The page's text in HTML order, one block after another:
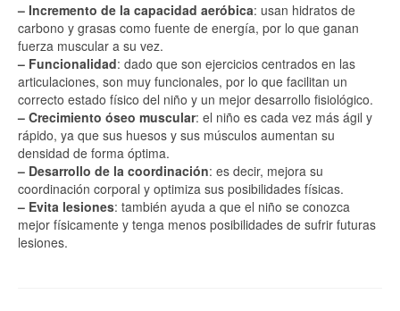
– Incremento de la capacidad aeróbica: usan hidratos de
carbono y grasas como fuente de energía, por lo que ganan
fuerza muscular a su vez.
– Funcionalidad: dado que son ejercicios centrados en las
articulaciones, son muy funcionales, por lo que facilitan un
correcto estado físico del niño y un mejor desarrollo fisiológico.
– Crecimiento óseo muscular: el niño es cada vez más ágil y
rápido, ya que sus huesos y sus músculos aumentan su
densidad de forma óptima.
– Desarrollo de la coordinación: es decir, mejora su
coordinación corporal y optimiza sus posibilidades físicas.
– Evita lesiones: también ayuda a que el niño se conozca
mejor físicamente y tenga menos posibilidades de sufrir futuras
lesiones.